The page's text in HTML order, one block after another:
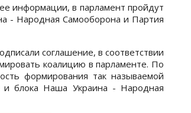
информации, в парламент пройдут
- Народная Самооборона и Партия
соглашение, в соответствии
коалицию в парламенте. По
формирования так называемой
и блока Наша Украина - Народная